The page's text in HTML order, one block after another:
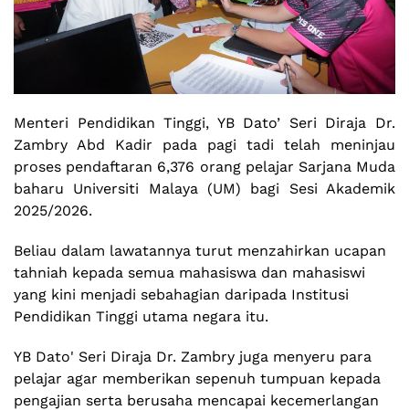
Menteri Pendidikan Tinggi, YB Dato’ Seri Diraja Dr.
Zambry Abd Kadir pada pagi tadi telah meninjau
proses pendaftaran 6,376 orang pelajar Sarjana Muda
baharu Universiti Malaya (UM) bagi Sesi Akademik
2025/2026.
Beliau dalam lawatannya turut menzahirkan ucapan
tahniah kepada semua mahasiswa dan mahasiswi
yang kini menjadi sebahagian daripada Institusi
Pendidikan Tinggi utama negara itu.
YB Dato' Seri Diraja Dr. Zambry juga menyeru para
pelajar agar memberikan sepenuh tumpuan kepada
pengajian serta berusaha mencapai kecemerlangan